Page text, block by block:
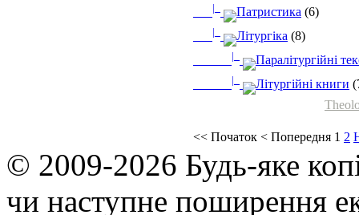
<< Початок < Попередня 1 2
|_ Патристика (6)
|_ Літургіка (8)
|_ Паралітургійні
|_ Літургійні книги
© 2009-2026 Будь-яке
чи наступне поширення